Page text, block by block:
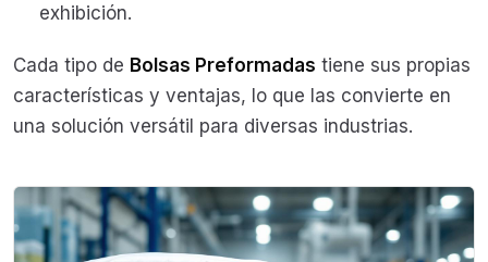
exhibición.
Cada tipo de Bolsas Preformadas tiene sus propias
características y ventajas, lo que las convierte en
una solución versátil para diversas industrias.